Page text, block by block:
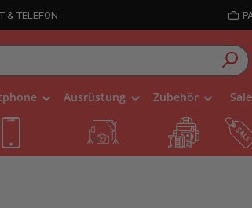
& TELEFON
Ausrüstung Zubehör Sale